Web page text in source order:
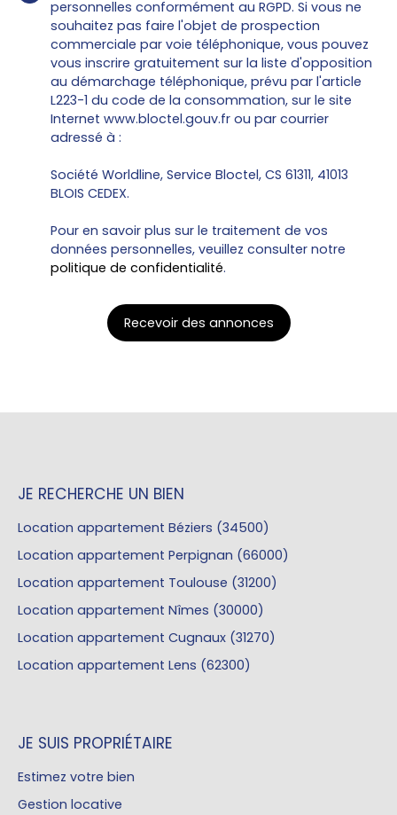
personnelles conformément au RGPD. Si vous ne
souhaitez pas faire l'objet de prospection
commerciale par voie téléphonique, vous pouvez
vous inscrire gratuitement sur la liste d'opposition
au démarchage téléphonique, prévu par l'article
L223-1 du code de la consommation, sur le site
Internet www.bloctel.gouv.fr ou par courrier
adressé à :
Société Worldline, Service Bloctel, CS 61311, 41013
BLOIS CEDEX.
Pour en savoir plus sur le traitement de vos
données personnelles, veuillez consulter notre
politique de confidentialité.
Recevoir des annonces
JE RECHERCHE UN BIEN
Location appartement Béziers (34500)
Location appartement Perpignan (66000)
Location appartement Toulouse (31200)
Location appartement Nîmes (30000)
Location appartement Cugnaux (31270)
Location appartement Lens (62300)
JE SUIS PROPRIÉTAIRE
Estimez votre bien
Gestion locative